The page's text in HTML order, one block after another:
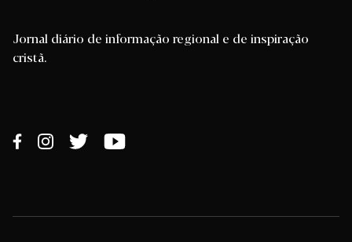
Jornal diário de informação regional e de inspiração
cristã.